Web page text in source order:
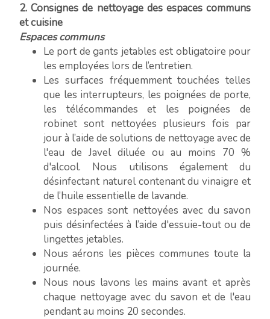
2. Consignes de nettoyage des espaces communs
et cuisine
Espaces communs
Le port de gants jetables est obligatoire pour
les employées lors de l’entretien.
Les surfaces fréquemment touchées telles
que les interrupteurs, les poignées de porte,
les télécommandes et les poignées de
robinet sont nettoyées plusieurs fois par
jour à l’aide de solutions de nettoyage avec de
l'eau de Javel diluée ou au moins 70 %
d'alcool. Nous utilisons également du
désinfectant naturel contenant du vinaigre et
de l’huile essentielle de lavande.
Nos espaces sont nettoyées avec du savon
puis désinfectées à l’aide d'essuie-tout ou de
lingettes jetables.
Nous aérons les pièces communes toute la
journée.
Nous nous lavons les mains avant et après
chaque nettoyage avec du savon et de l'eau
pendant au moins 20 secondes.